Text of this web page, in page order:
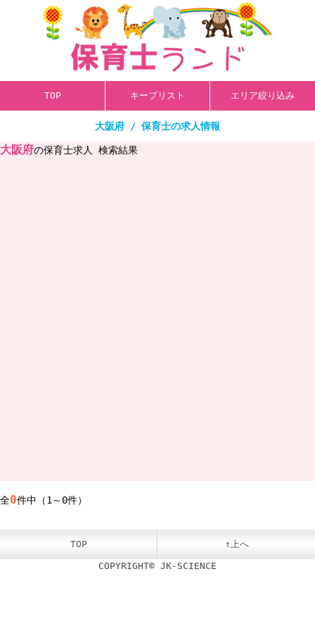
TOP キープリスト エリア絞り込み
大阪府 / 保育士の求人情報
大阪府の保育士求人 検索結果
全0件中（1～0件）
TOP ↑上へ
COPYRIGHT© JK-SCIENCE